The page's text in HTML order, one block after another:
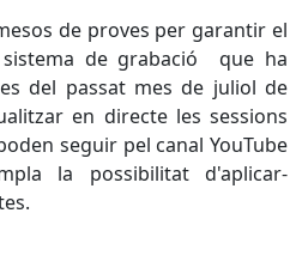
de proves per garantir el
de grabació que ha
del passat mes de juliol de
en directe les sessions
seguir pel canal YouTube
la possibilitat d'aplicar-